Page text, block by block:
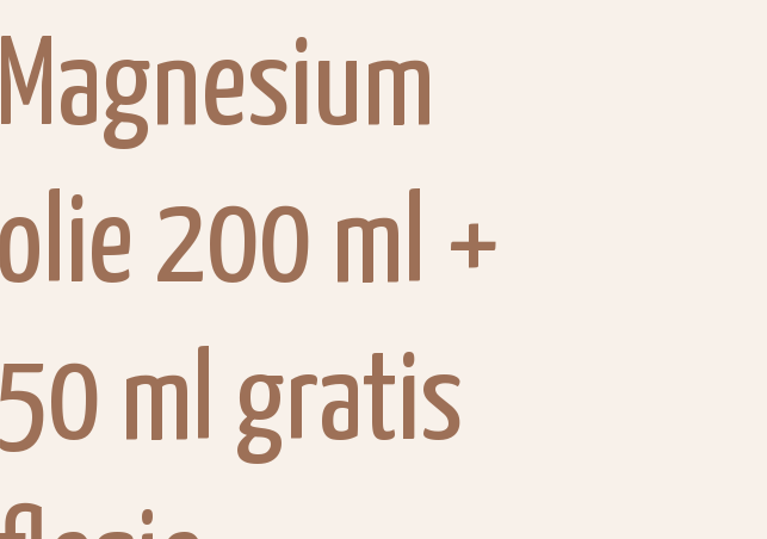
Magnesium
olie 200 ml +
50 ml gratis